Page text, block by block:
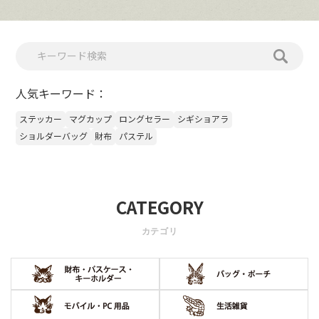
人気キーワード：
ステッカー マグカップ ロングセラー
シギショアラ
ショルダーバッグ
財布 パステル
CATEGORY
カテゴリ